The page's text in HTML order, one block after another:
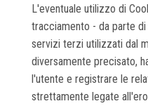
L'eventuale utilizzo di
tracciamento - da parte
servizi terzi utilizzati dal
diversamente precisato,
l'utente e registrare le
strettamente legate